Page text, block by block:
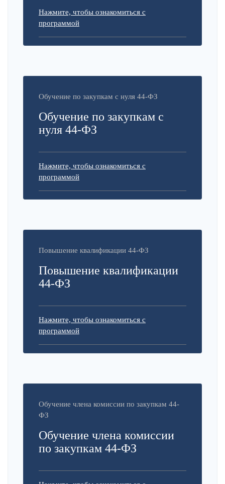
Нажмите, чтобы ознакомиться с
программой
Обучение по закупкам с нуля 44-ФЗ
Обучение по закупкам с
нуля 44-ФЗ
Нажмите, чтобы ознакомиться с
программой
Повышение квалификации 44-ФЗ
Повышение квалификации
44-ФЗ
Нажмите, чтобы ознакомиться с
программой
Обучение члена комиссии по закупкам 44-
ФЗ
Обучение члена комиссии
по закупкам 44-ФЗ